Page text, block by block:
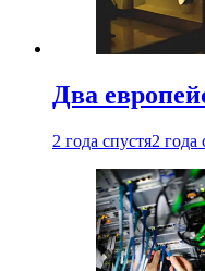
Два
2 года спустя2 года